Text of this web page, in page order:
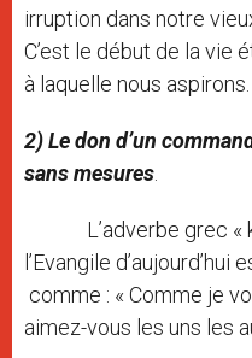
irruption dans notre
C’est le début de la vie
à laquelle nous aspirons.
2) Le don d’un
sans mesures
L’adverbe grec «
l’Evangile
comme : « Comme je
aimez-vous les uns les